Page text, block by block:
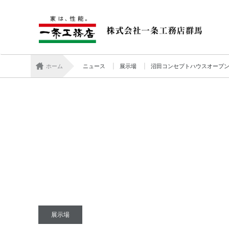
ホーム ニュース 展示場 沼田コンセプトハウスオープン
展示場